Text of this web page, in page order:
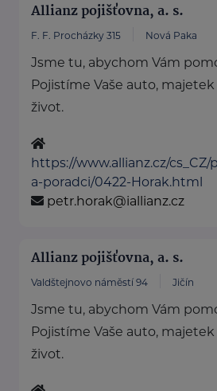
Allianz pojišťovna, a. s.
F. F. Procházky 315 Nová Paka
Jsme tu, abychom Vám
Pojistíme Vaše auto, majetek
život.
https://www.allianz.cz/cs_CZ/
a-poradci/0422-Horak.html
petr.horak@iallianz.cz
Allianz pojišťovna, a. s.
Valdštejnovo náměstí 94 Jičín
Jsme tu, abychom Vám
Pojistíme Vaše auto, majetek
život.